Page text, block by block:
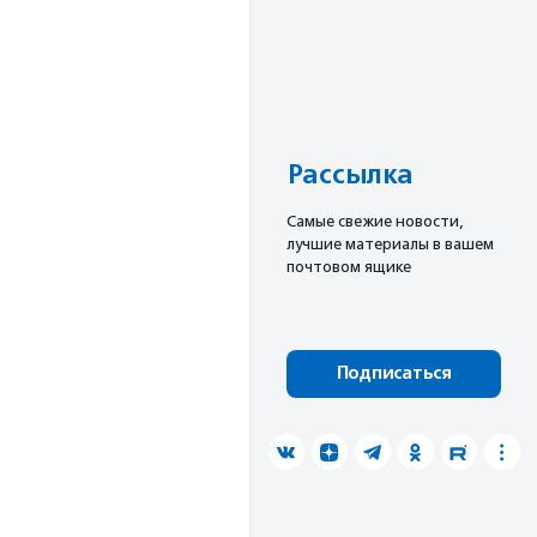
Рассылка
Cамые свежие новости,
лучшие материалы в вашем
почтовом ящике
Подписаться